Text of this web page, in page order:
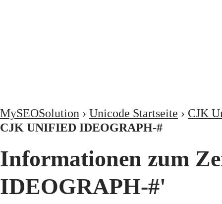
MySEOSolution › Unicode Startseite › CJK
CJK UNIFIED IDEOGRAPH-#
Informationen zum
IDEOGRAPH-#'